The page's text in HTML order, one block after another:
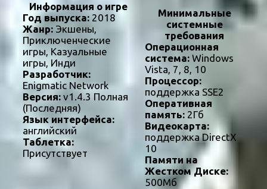
Информация о игре
Год выпуска: 2018
Жанр: Экшены,
Приключенческие
игры, Казуальные
игры, Инди
Разработчик:
Enigmatic Network
Версия: v1.4.3 Полная
(Последняя)
Язык интерфейса:
английский
Таблетка:
Присутствует
Минимальные
системные
требования
Операционная
система:Windows
Vista, 7, 8, 10
Процессор:
поддержка SSE2
Оперативная
память:2Гб
Видеокарта:
поддержка DirectX
10
Памяти на
Жестком Диске:
500Мб